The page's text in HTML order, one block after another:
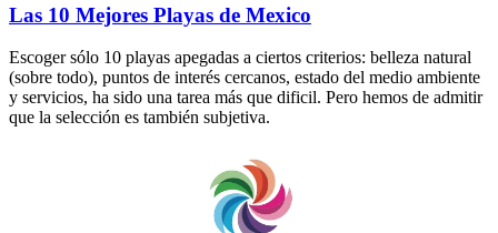
Las 10 Mejores Playas de Mexico
Escoger sólo 10 playas apegadas a ciertos criterios: belleza natural
(sobre todo), puntos de interés cercanos, estado del medio ambiente
y servicios, ha sido una tarea más que dificil. Pero hemos de admitir
que la selección es también subjetiva.